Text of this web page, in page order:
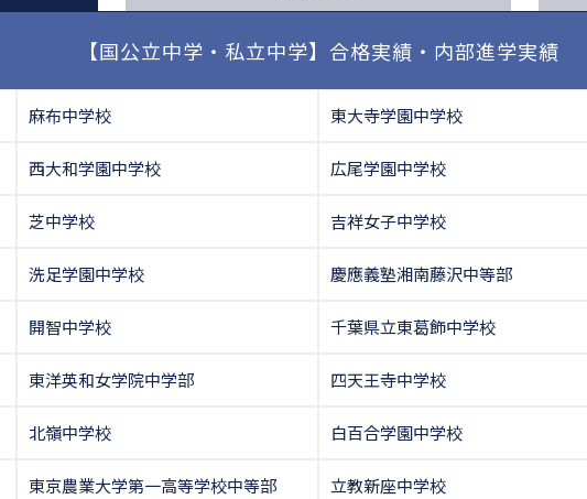
【国公立中学・私立中学】合格実績・内部進学実績
麻布中学校 東大寺学園中学校
西大和学園中学校 広尾学園中学校
芝中学校 吉祥女子中学校
洗足学園中学校 慶應義塾湘南藤沢中等部
開智中学校 千葉県立東葛飾中学校
東洋英和女学院中学部 四天王寺中学校
北嶺中学校 白百合学園中学校
東京農業大学第一高等学校中等部 立教新座中学校